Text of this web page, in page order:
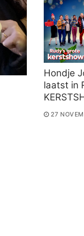
Hondje
laatst in
27